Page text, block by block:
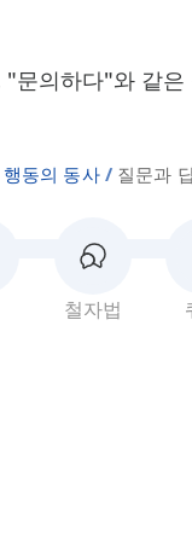
의하다"와 같
동의 동사 질문과
철자법